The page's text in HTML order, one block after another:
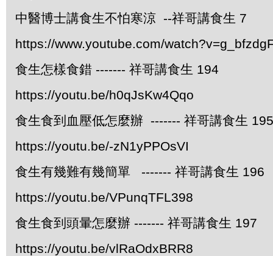
中醫博士講食生不怕寒涼 --祥哥講食生 7
https://www.youtube.com/
食生怎樣食錯 ------- 祥哥講食生 194
https://youtu.be/h0qJsKw4Qqo
食生食到血壓低怎麼辦 ------- 祥哥講食生 195
https://youtu.be/-zN1yPPOsVI
食生有幾難有幾簡單 ------- 祥哥講食生 196
https://youtu.be/VPunqTFL398
食生食到頭暈怎麼辦 ------- 祥哥講食生 197
https://youtu.be/vlRaOdxBRR8